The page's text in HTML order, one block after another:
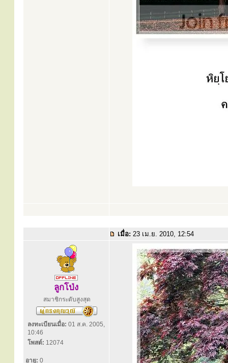
เมื่อ: 23 เม.ย. 2010, 12:54
ลูกโป่ง
สมาชิกระดับสูงสุด
ลงทะเบียนเมื่อ: 01 ส.ค. 2005,
10:46
โพสต์: 12074
อายุ: 0